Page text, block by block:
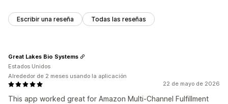
Escribir una reseña Todas las reseñas
22 de mayo de 2026
This app worked great for Amazon Multi-Channel Fulfillment
Great Lakes Bio Systems
Estados Unidos
Alrededor de 2 meses usando la aplicación